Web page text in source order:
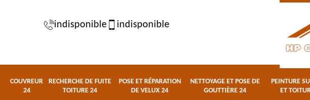
indisponible indisponible
COUVREUR
24
RECHERCHE DE FUITE
TOITURE 24
POSE ET RÉPARATION
DE VELUX 24
NETTOYAGE ET POSE DE
GOUTTIÈRE 24
PEINTURE
ET